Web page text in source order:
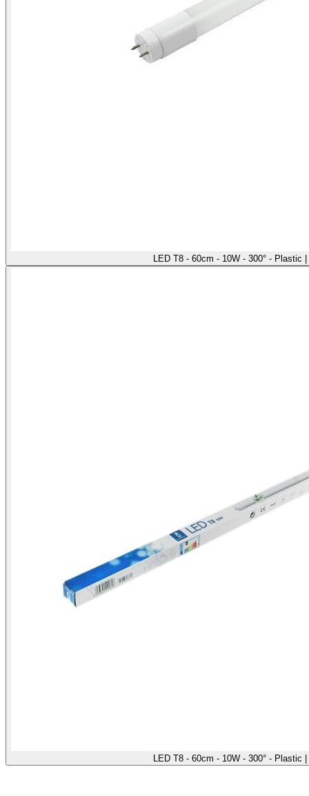
LED T8 - 60cm - 10W - 300° - Plastic
LED T8 - 60cm - 10W - 300° - Plastic